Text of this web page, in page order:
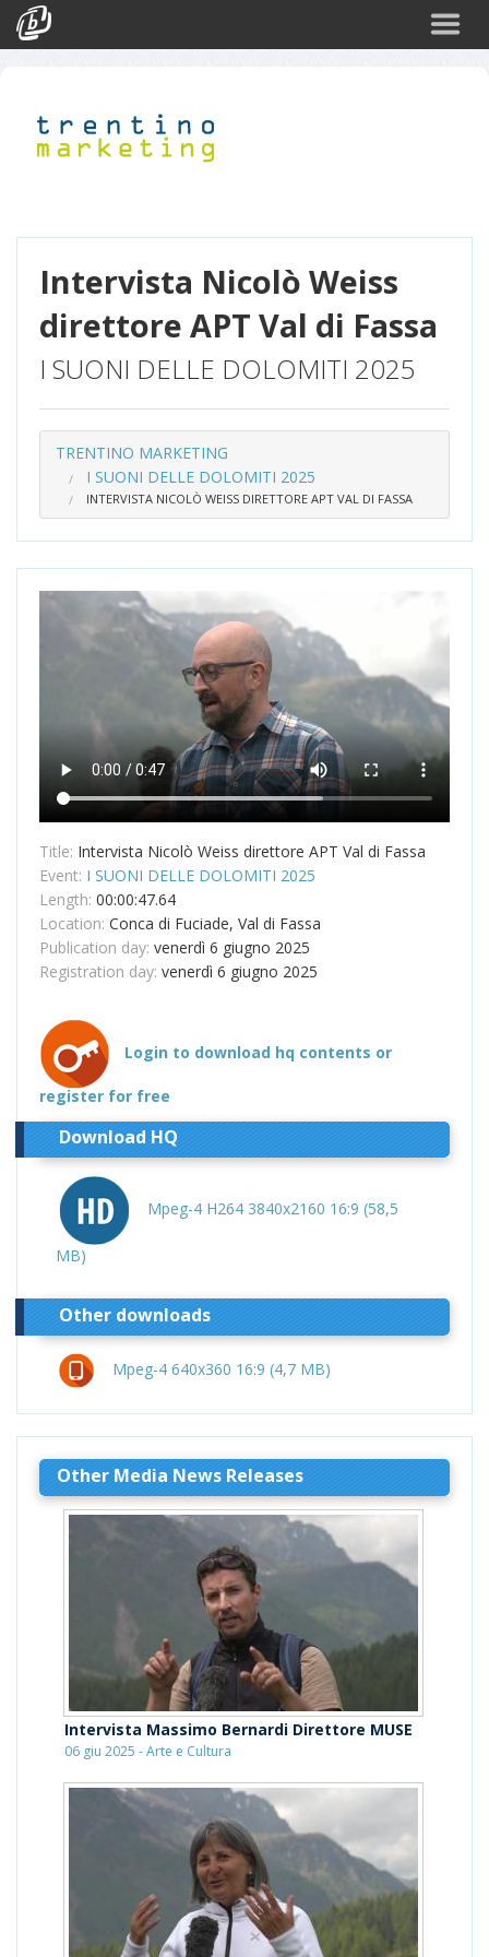
Eventi
Intervista Nicolò Weiss
direttore APT Val di Fassa
I SUONI DELLE DOLOMITI 2025
TRENTINO MARKETING
I SUONI DELLE DOLOMITI 2025
INTERVISTA NICOLÒ WEISS DIRETTORE APT VAL DI FASSA
Title: Intervista Nicolò Weiss direttore APT Val di Fassa
Event: I SUONI DELLE DOLOMITI 2025
Length: 00:00:47.64
Location: Conca di Fuciade, Val di Fassa
Publication day: venerdì 6 giugno 2025
Registration day: venerdì 6 giugno 2025
Login to download hq contents or
register for free
Download HQ
Mpeg-4 H264 3840x2160 16:9 (58,5
MB)
Other downloads
Mpeg-4 640x360 16:9 (4,7 MB)
Other Media News Releases
Intervista Massimo Bernardi Direttore MUSE
06 giu 2025 - Arte e Cultura